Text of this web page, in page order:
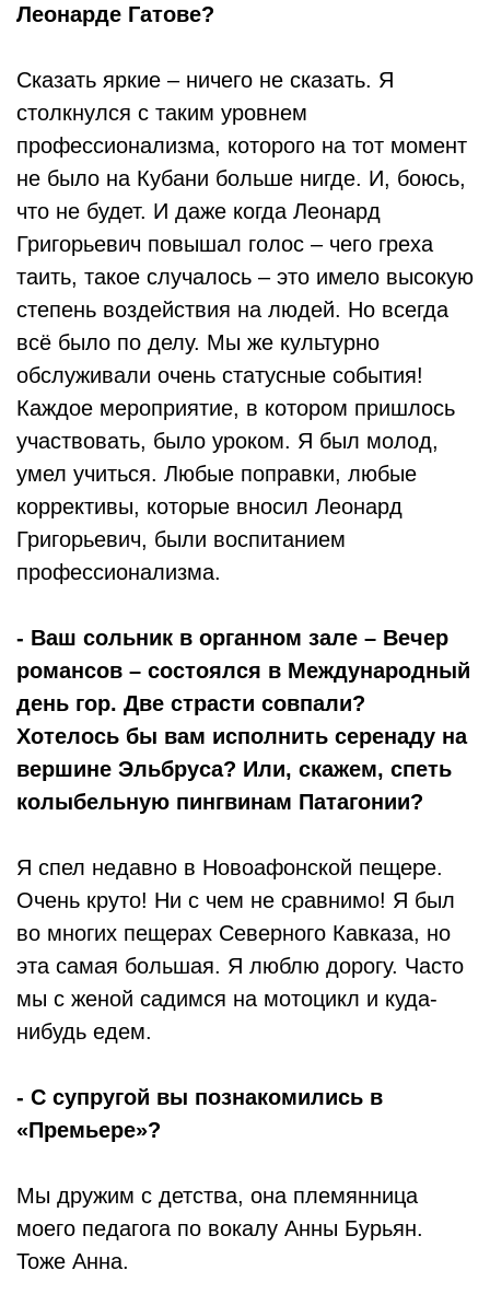
Леонарде Гатове?
Сказать яркие – ничего не сказать. Я
столкнулся с таким уровнем
профессионализма, которого на тот момент
не было на Кубани больше нигде. И, боюсь,
что не будет. И даже когда Леонард
Григорьевич повышал голос – чего греха
таить, такое случалось – это имело высокую
степень воздействия на людей. Но всегда
всё было по делу. Мы же культурно
обслуживали очень статусные события!
Каждое мероприятие, в котором пришлось
участвовать, было уроком. Я был молод,
умел учиться. Любые поправки, любые
коррективы, которые вносил Леонард
Григорьевич, были воспитанием
профессионализма.
- Ваш сольник в органном зале – Вечер
романсов – состоялся в Международный
день гор. Две страсти совпали?
Хотелось бы вам исполнить серенаду на
вершине Эльбруса? Или, скажем, спеть
колыбельную пингвинам Патагонии?
Я спел недавно в Новоафонской пещере.
Очень круто! Ни с чем не сравнимо! Я был
во многих пещерах Северного Кавказа, но
эта самая большая. Я люблю дорогу. Часто
мы с женой садимся на мотоцикл и куда-
нибудь едем.
- С супругой вы познакомились в
«Премьере»?
Мы дружим с детства, она племянница
моего педагога по вокалу Анны Бурьян.
Тоже Анна.